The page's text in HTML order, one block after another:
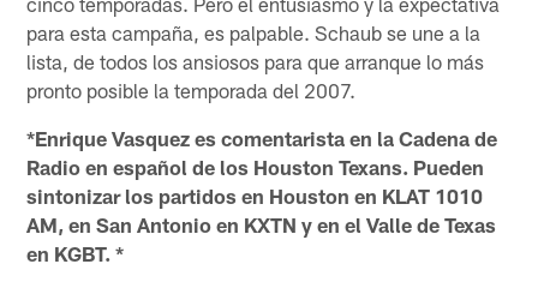
para esta campaña, es palpable. Schaub se une a la
lista, de todos los ansiosos para que arranque lo más
pronto posible la temporada del 2007.
*Enrique Vasquez es comentarista en la Cadena de
Radio en español de los Houston Texans. Pueden
sintonizar los partidos en Houston en KLAT 1010
AM, en San Antonio en KXTN y en el Valle de Texas
en KGBT. *